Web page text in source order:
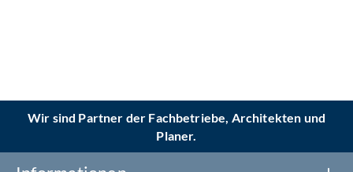
Wir sind Partner der Fachbetriebe, Architekten und
Planer.